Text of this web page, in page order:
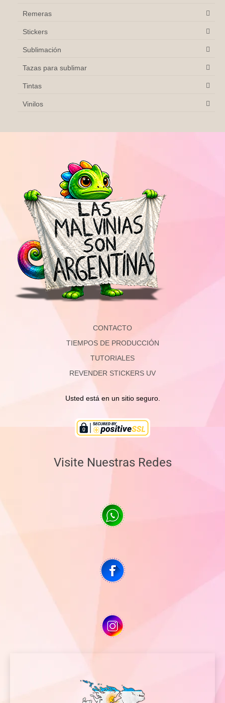
Remeras
Stickers
Sublimación
Tazas para sublimar
Tintas
Vinilos
CONTACTO
TIEMPOS DE PRODUCCIÓN
TUTORIALES
REVENDER STICKERS UV
Usted está en un sitio seguro.
Visite Nuestras Redes